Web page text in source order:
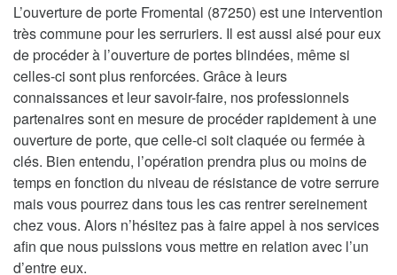
L’ouverture de porte Fromental (87250) est une intervention
très commune pour les serruriers. Il est aussi aisé pour eux
de procéder à l’ouverture de portes blindées, même si
celles-ci sont plus renforcées. Grâce à leurs
connaissances et leur savoir-faire, nos professionnels
partenaires sont en mesure de procéder rapidement à une
ouverture de porte, que celle-ci soit claquée ou fermée à
clés. Bien entendu, l’opération prendra plus ou moins de
temps en fonction du niveau de résistance de votre serrure
mais vous pourrez dans tous les cas rentrer sereinement
chez vous. Alors n’hésitez pas à faire appel à nos services
afin que nous puissions vous mettre en relation avec l’un
d’entre eux.